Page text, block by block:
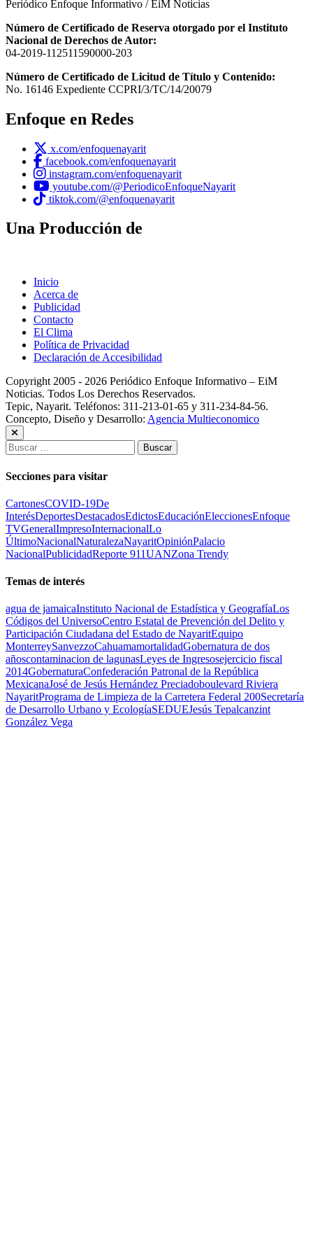
Periódico Enfoque Informativo / EiM Noticias
Número de Certificado de Reserva otorgado por el Instituto
Nacional de Derechos de Autor:
04-2019-112511590000-203
Número de Certificado de Licitud de Título y Contenido:
No. 16146 Expediente CCPRI/3/TC/14/20079
Enfoque en Redes
x.com/enfoquenayarit
facebook.com/enfoquenayarit
instagram.com/enfoquenayarit
youtube.com/@PeriodicoEnfoqueNayarit
tiktok.com/@enfoquenayarit
Una Producción de
Inicio
Acerca de
Publicidad
Contacto
El Clima
Política de Privacidad
Declaración de Accesibilidad
Copyright 2005 - 2026 Periódico Enfoque Informativo – EiM
Noticias. Todos Los Derechos Reservados.
Tepic, Nayarit. Teléfonos: 311-213-01-65 y 311-234-84-56.
Concepto, Diseño y Desarrollo: Agencia Multieconomico
Buscar:
Secciones para visitar
CartonesCOVID-19De
InterésDeportesDestacadosEdictosEducaciónEleccionesEnfoque
TVGeneralImpresoInternacionalLo
ÚltimoNacionalNaturalezaNayaritOpiniónPalacio
NacionalPublicidadReporte 911UANZona Trendy
Temas de interés
agua de jamaicaInstituto Nacional de Estadística y GeografíaLos
Códigos del UniversoCentro Estatal de Prevención del Delito y
Participación Ciudadana del Estado de NayaritEquipo
MonterreySanvezzoCahuamamortalidadGobernatura de dos
añoscontaminacion de lagunasLeyes de Ingresosejercicio fiscal
2014GobernaturaConfederación Patronal de la República
MexicanaJosé de Jesús Hernández Preciadoboulevard Riviera
NayaritPrograma de Limpieza de la Carretera Federal 200Secretaría
de Desarrollo Urbano y EcologíaSEDUEJesús Tepalcanzint
González Vega